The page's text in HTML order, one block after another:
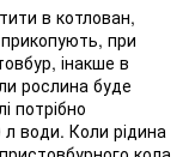
в котлован,
прикопують, при
інакше в
рослина буде
потрібно
л води. Коли рідина